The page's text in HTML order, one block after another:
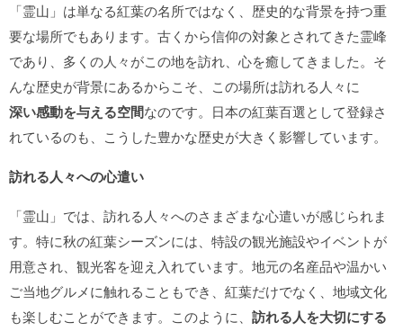
「霊山」は単なる紅葉の名所ではなく、歴史的な背景を持つ重
要な場所でもあります。古くから信仰の対象とされてきた霊峰
であり、多くの人々がこの地を訪れ、心を癒してきました。そ
んな歴史が背景にあるからこそ、この場所は訪れる人々に
深い感動を与える空間なのです。日本の紅葉百選として登録さ
れているのも、こうした豊かな歴史が大きく影響しています。
訪れる人々への心遣い
「霊山」では、訪れる人々へのさまざまな心遣いが感じられま
す。特に秋の紅葉シーズンには、特設の観光施設やイベントが
用意され、観光客を迎え入れています。地元の名産品や温かい
ご当地グルメに触れることもでき、紅葉だけでなく、地域文化
も楽しむことができます。このように、 訪れる人を大切にする